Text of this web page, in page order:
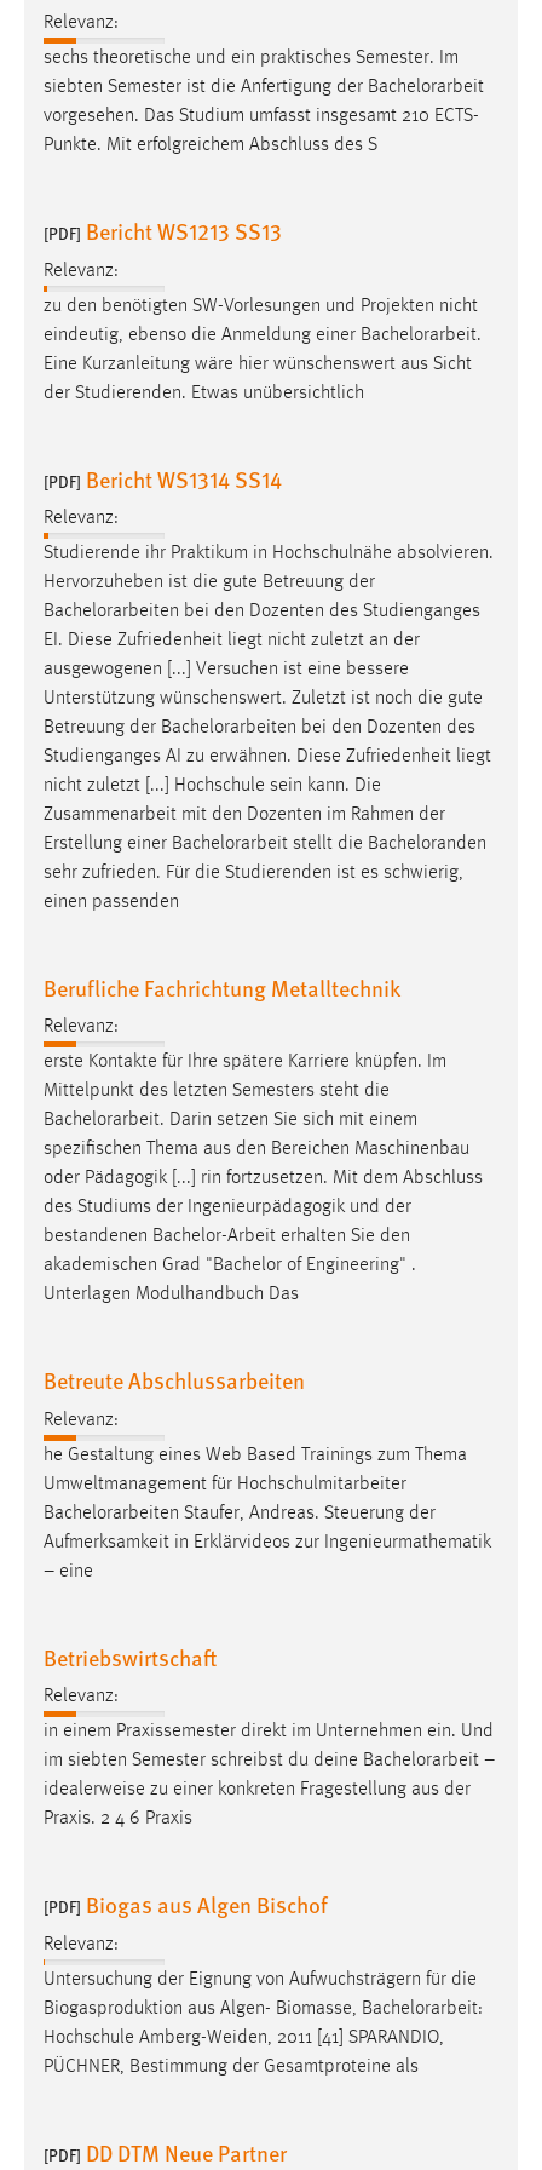
Relevanz:
sechs theoretische und ein praktisches Semester. Im
siebten Semester ist die Anfertigung der Bachelorarbeit
vorgesehen. Das Studium umfasst insgesamt 210 ECTS-
Punkte. Mit erfolgreichem Abschluss des S
[PDF] Bericht WS1213 SS13
Relevanz:
zu den benötigten SW-Vorlesungen und Projekten nicht
eindeutig, ebenso die Anmeldung einer Bachelorarbeit.
Eine Kurzanleitung wäre hier wünschenswert aus Sicht
der Studierenden. Etwas unübersichtlich
[PDF] Bericht WS1314 SS14
Relevanz:
Studierende ihr Praktikum in Hochschulnähe absolvieren.
Hervorzuheben ist die gute Betreuung der
Bachelorarbeiten bei den Dozenten des Studienganges
EI. Diese Zufriedenheit liegt nicht zuletzt an der
ausgewogenen [...] Versuchen ist eine bessere
Unterstützung wünschenswert. Zuletzt ist noch die gute
Betreuung der Bachelorarbeiten bei den Dozenten des
Studienganges AI zu erwähnen. Diese Zufriedenheit liegt
nicht zuletzt [...] Hochschule sein kann. Die
Zusammenarbeit mit den Dozenten im Rahmen der
Erstellung einer Bachelorarbeit stellt die Bacheloranden
sehr zufrieden. Für die Studierenden ist es schwierig,
einen passenden
Berufliche Fachrichtung Metalltechnik
Relevanz:
erste Kontakte für Ihre spätere Karriere knüpfen. Im
Mittelpunkt des letzten Semesters steht die
Bachelorarbeit. Darin setzen Sie sich mit einem
spezifischen Thema aus den Bereichen Maschinenbau
oder Pädagogik [...] rin fortzusetzen. Mit dem Abschluss
des Studiums der Ingenieurpädagogik und der
bestandenen Bachelor-Arbeit erhalten Sie den
akademischen Grad "Bachelor of Engineering" .
Unterlagen Modulhandbuch Das
Betreute Abschlussarbeiten
Relevanz:
he Gestaltung eines Web Based Trainings zum Thema
Umweltmanagement für Hochschulmitarbeiter
Bachelorarbeiten Staufer, Andreas. Steuerung der
Aufmerksamkeit in Erklärvideos zur Ingenieurmathematik
– eine
Betriebswirtschaft
Relevanz:
in einem Praxissemester direkt im Unternehmen ein. Und
im siebten Semester schreibst du deine Bachelorarbeit –
idealerweise zu einer konkreten Fragestellung aus der
Praxis. 2 4 6 Praxis
[PDF] Biogas aus Algen Bischof
Relevanz:
Untersuchung der Eignung von Aufwuchsträgern für die
Biogasproduktion aus Algen- Biomasse, Bachelorarbeit:
Hochschule Amberg-Weiden, 2011 [41] SPARANDIO,
PÜCHNER, Bestimmung der Gesamtproteine als
[PDF] DD DTM Neue Partner
Chat
Name:
MibewSessionID, MIBEW_UserID, mibew_locale, mibew-
Zweck:
Cookie Laufzeit:
5e9dbeb1811c0446 = Sitzungslaufzeit, mibew_locale = 3
Jahre, MIBEW_UserID = 1 Jahr
Name:
fe_user, be_user, be_lastLoginProvider
Zweck:
Dieser Cookie ist notwendig um sich an der Website
einloggen zu können.
Cookie Laufzeit:
STATISTIK
Statistik Cookies erfassen Informationen anonym.
Diese Informationen helfen uns zu verstehen, wie
unsere Besucher unsere Website nutzen.
Name:
Zweck:
Zugriffsstatistik
Cookie Laufzeit:
Max. 13 Monate
MARKETING
Marketing Cookies werden von Drittanbietern
hinweg verfolgen.
Google Ads
Name:
_gcl_au
Anbieter:
Google Ireland Limited
Conversion-Tracking
Cookie Laufzeit:
3 Monate
Facebook Pixel
Anbieter:
Facebook
Zweck:
Conversion-Tracking
Cookie Laufzeit: